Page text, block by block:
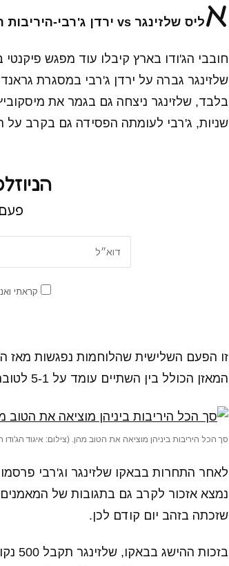
אליס שלזינגר vs ירדן ג'רבי-
שניות, ג'רבי לעומתה הפסידה גם בקרב על
קראתי
זו הפעם השלישית שהלוחמות נפגשות מאז
המאזן הכולל בין השתיים עומד על 5-1 לטובת שלזינגר.
סך הכל היריבות ביניהן מוציאה את הטוב מהן. (צילום: איגוד הג'ודו
לאחר התחרות בבאקו שלזינגר וג'רבי
נמצא אזכור לקרב גם בתגובות של
שזכתה בזהב יום קודם לכן.